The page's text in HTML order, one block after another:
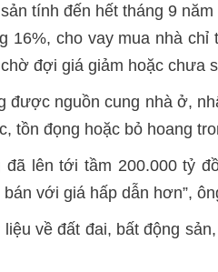
tính đến hết tháng 9
cho vay mua nhà
đợi giá giảm hoặc chưa
được nguồn cung nhà ở,
tồn đọng hoặc bỏ hoang
lên tới tầm 200.000 tỷ
với giá hấp dẫn hơn”,
về đất đai, bất động